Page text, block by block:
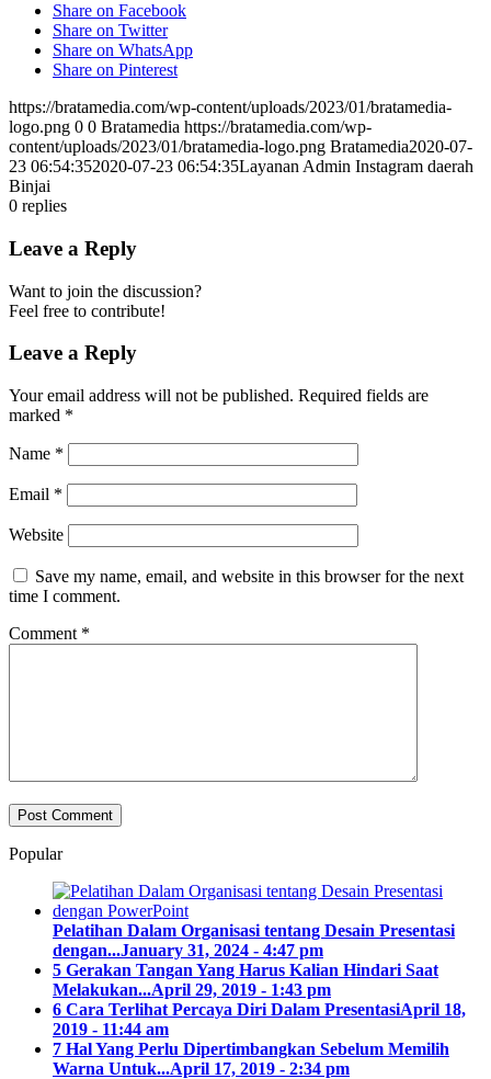
Share on Facebook
Share on Twitter
Share on WhatsApp
Share on Pinterest
https://bratamedia.com/wp-content/uploads/2023/01/bratamedia-
logo.png 0 0 Bratamedia https://bratamedia.com/wp-
content/uploads/2023/01/bratamedia-logo.png Bratamedia2020-07-
23 06:54:352020-07-23 06:54:35Layanan Admin Instagram daerah
Binjai
0 replies
Leave a Reply
Want to join the discussion?
Feel free to contribute!
Leave a Reply
Your email address will not be published. Required fields are
marked *
Name *
Email *
Website
Save my name, email, and website in this browser for the next
time I comment.
Comment *
Popular
Pelatihan Dalam Organisasi tentang Desain Presentasi
dengan...January 31, 2024 - 4:47 pm
5 Gerakan Tangan Yang Harus Kalian Hindari Saat
Melakukan...April 29, 2019 - 1:43 pm
6 Cara Terlihat Percaya Diri Dalam PresentasiApril 18,
2019 - 11:44 am
7 Hal Yang Perlu Dipertimbangkan Sebelum Memilih
Warna Untuk...April 17, 2019 - 2:34 pm